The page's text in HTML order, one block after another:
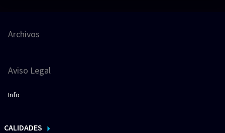
Archivos
Aviso Legal
Info
CALIDADES